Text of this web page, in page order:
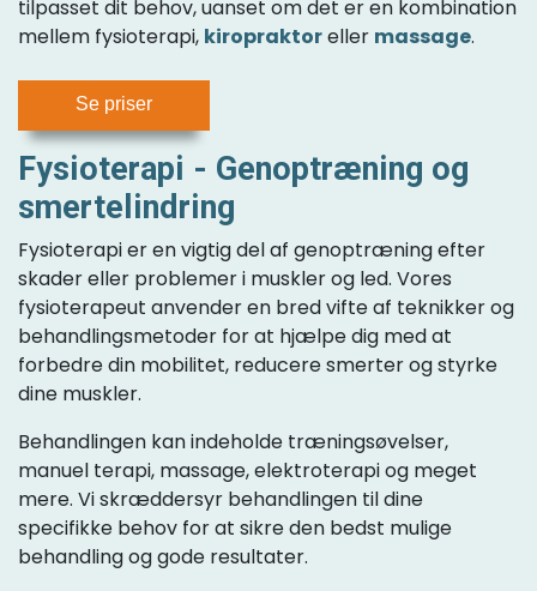
tilpasset dit behov, uanset om det er en kombination
mellem fysioterapi, kiropraktoreller massage.
Se priser
Fysioterapi - Genoptræning og
smertelindring
Fysioterapi er en vigtig del af genoptræning efter
skader eller problemer i muskler og led. Vores
fysioterapeut anvender en bred vifte af teknikker og
behandlingsmetoder for at hjælpe dig med at
forbedre din mobilitet, reducere smerter og styrke
dine muskler.
Behandlingen kan indeholde træningsøvelser,
manuel terapi, massage, elektroterapi og meget
mere. Vi skræddersyr behandlingen til dine
specifikke behov for at sikre den bedst mulige
behandling og gode resultater.